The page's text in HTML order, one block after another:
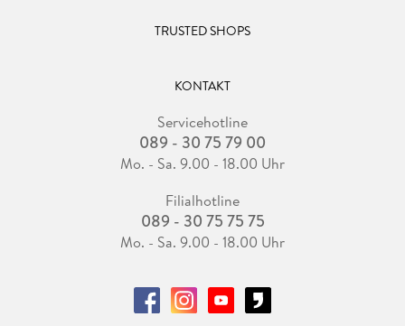
TRUSTED SHOPS
KONTAKT
Servicehotline
089 - 30 75 79 00
Mo. - Sa. 9.00 - 18.00 Uhr
Filialhotline
089 - 30 75 75 75
Mo. - Sa. 9.00 - 18.00 Uhr